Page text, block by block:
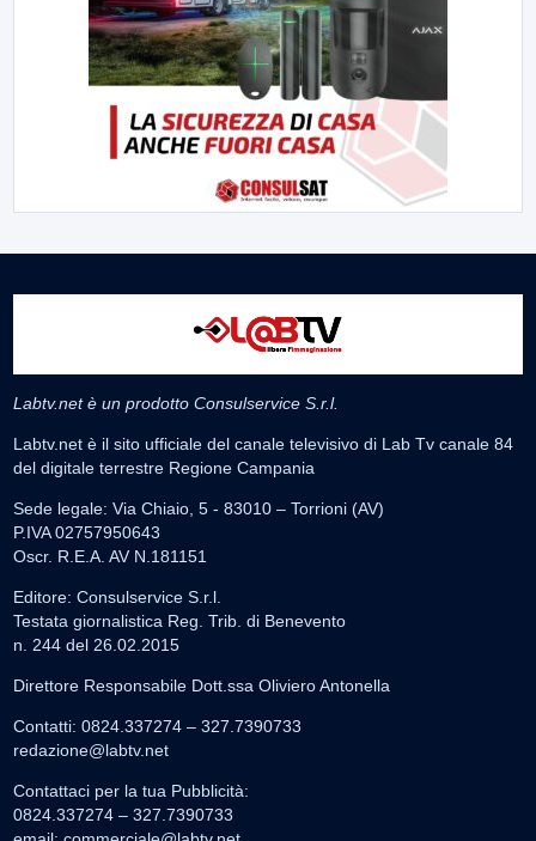
Labtv.net è un prodotto Consulservice S.r.l.
Labtv.net è il sito ufficiale del canale televisivo di Lab Tv canale 84
del digitale terrestre Regione Campania
Sede legale: Via Chiaio, 5 - 83010 – Torrioni (AV)
P.IVA 02757950643
Oscr. R.E.A. AV N.181151
Editore: Consulservice S.r.l.
Testata giornalistica Reg. Trib. di Benevento
n. 244 del 26.02.2015
Direttore Responsabile Dott.ssa Oliviero Antonella
Contatti: 0824.337274 – 327.7390733
redazione@labtv.net
Contattaci per la tua Pubblicità:
0824.337274 – 327.7390733